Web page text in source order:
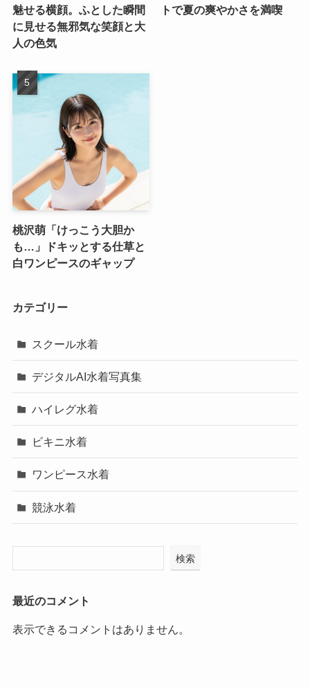
魅せる横顔。ふとした瞬間
に見せる無邪気な笑顔と大
人の色気
トで夏の爽やかさを満喫
桃沢萌「けっこう大胆か
も…」ドキッとする仕草と
白ワンピースのギャップ
カテゴリー
スクール水着
デジタルAI水着写真集
ハイレグ水着
ビキニ水着
ワンピース水着
競泳水着
検索
最近のコメント
表示できるコメントはありません。